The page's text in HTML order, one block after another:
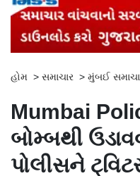
હોમ > સમાચાર > મુંબઈ
Mumbai
બોમ્બથી
પોલીસને